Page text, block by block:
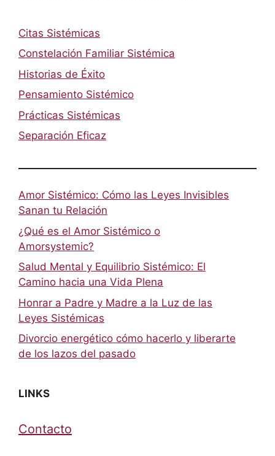
Citas Sistémicas
Constelación Familiar Sistémica
Historias de Éxito
Pensamiento Sistémico
Prácticas Sistémicas
Separación Eficaz
Amor Sistémico: Cómo las Leyes Invisibles
Sanan tu Relación
¿Qué es el Amor Sistémico o
Amorsystemic?
Salud Mental y Equilibrio Sistémico: El
Camino hacia una Vida Plena
Honrar a Padre y Madre a la Luz de las
Leyes Sistémicas
Divorcio energético cómo hacerlo y liberarte
de los lazos del pasado
LINKS
Contacto